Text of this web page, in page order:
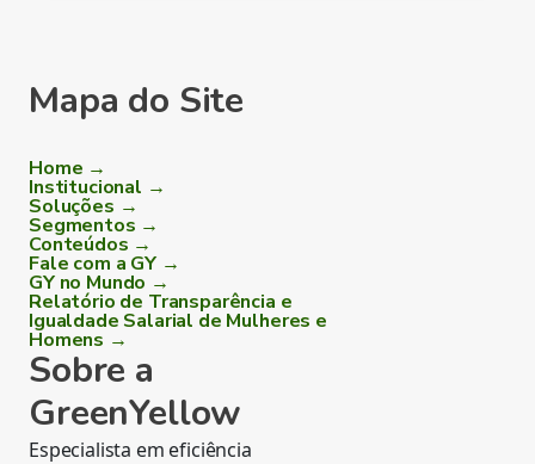
Mapa do Site
Home →
Institucional →
Soluções →
Segmentos →
Conteúdos →
Fale com a GY →
GY no Mundo →
Relatório de Transparência e
Igualdade Salarial de Mulheres e
Homens →
Sobre a
GreenYellow
Especialista em eficiência